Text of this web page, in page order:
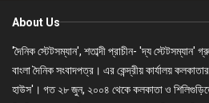
About Us
'দৈনিক স্টেটসম্যান', শতাব্দী প্রাচীন- 'দ্য স্টেটসম্যান'
বাংলা দৈনিক সংবাদপত্র। এর কেন্দ্রীয় কার্যালয়
হাউস'। গত ২৮ জুন, ২০০৪ থেকে কলকাতা ও